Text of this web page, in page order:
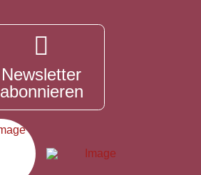
Newsletter
abonnieren